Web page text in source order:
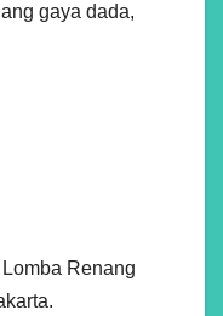
gaya dada,
Renang